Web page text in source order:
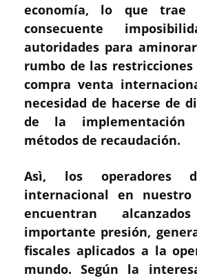
economía, lo que trae
consecuente
autoridades para
rumbo de las
compra venta
necesidad de hacerse de
de la implementación
métodos de recaudación.
Asì, los operadores
internacional en
encuentran
importante presión,
fiscales aplicados a la
mundo. Según la